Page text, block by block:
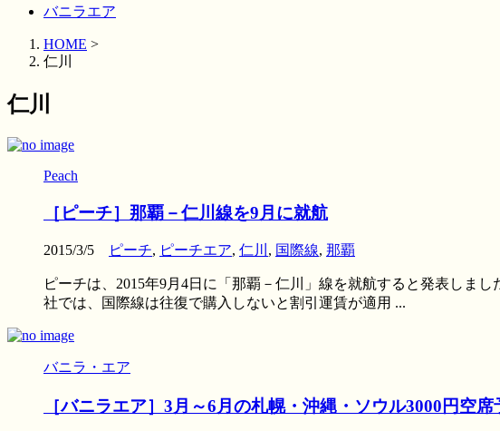
バニラエア
HOME >
仁川
仁川
Peach
［ピーチ］那覇－仁川線を9月に就航
2015/3/5 ピーチ, ピーチエア, 仁川 , 国際線, 那覇
ピーチは、2015年9月4日に「那覇－仁川」線を就航すると発表しま
社では、国際線は往復で購入しないと割引運賃が適用 ...
バニラ・エア
［バニラエア］3月～6月の札幌・沖縄・ソウル3000円空席